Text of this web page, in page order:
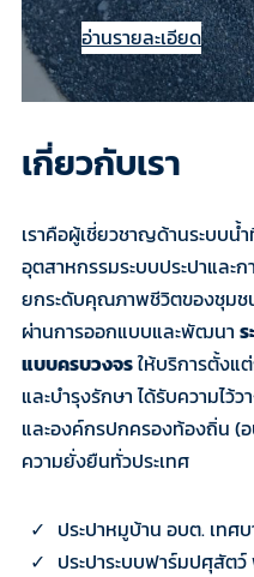
อ่านรายละเอียด
เกี่ยวกับเรา
เราคือผู้เชี่ยวชาญด้านระบบน้
อุตสาหกรรมระบบประปาและ
ยกระดับคุณภาพชีวิตของชุมช
ผ่านการออกแบบและพัฒนา
แบบครบวงจรให้บริการตั้งแ
และบำรุงรักษา ได้รับความไว้
และองค์กรปกครองท้องถิ่น (
ความยั่งยืนทั่วประเทศ
ประปาหมูบ้าน อบต. เทศ
ประปาระบบฟาร์มปศุสัต